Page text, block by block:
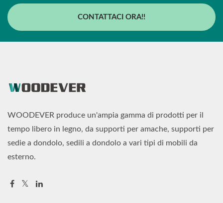
CONTATTACI ORA!!
WOODEVER produce un'ampia gamma di prodotti per il
tempo libero in legno, da supporti per amache, supporti per
sedie a dondolo, sedili a dondolo a vari tipi di mobili da
esterno.